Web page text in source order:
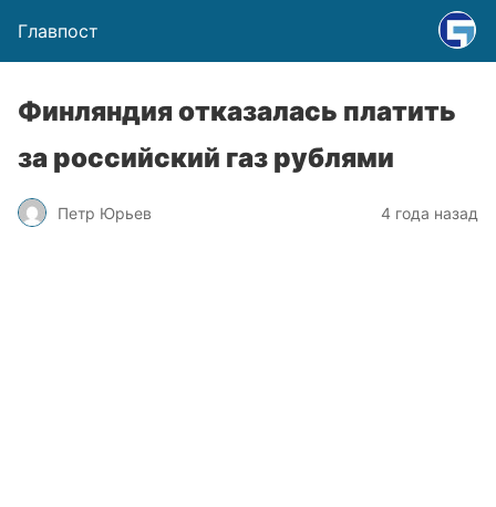
Главпост
Финляндия отказалась платить
за российский газ рублями
Петр Юрьев 4 года назад